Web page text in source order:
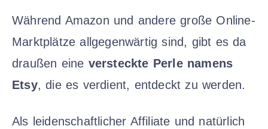
Während Amazon und andere große Online-
Marktplätze allgegenwärtig sind, gibt es da
draußen eine versteckte Perle namens
Etsy, die es verdient, entdeckt zu werden.
Als leidenschaftlicher Affiliate und natürlich